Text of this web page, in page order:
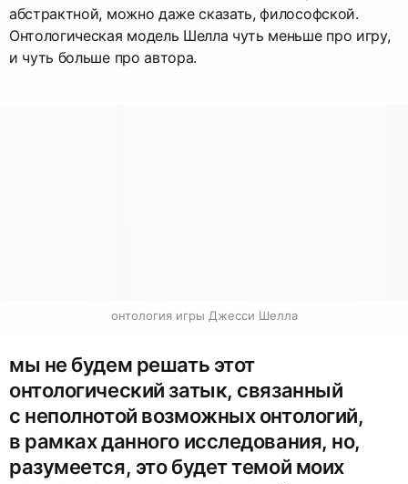
абстрактной, можно даже сказать, философской.
Онтологическая модель Шелла чуть меньше про игру,
и чуть больше про автора.
онтология игры Джесси Шелла
мы не будем решать этот
онтологический затык, связанный
с неполнотой возможных онтологий,
в рамках данного исследования, но,
разумеется, это будет темой моих